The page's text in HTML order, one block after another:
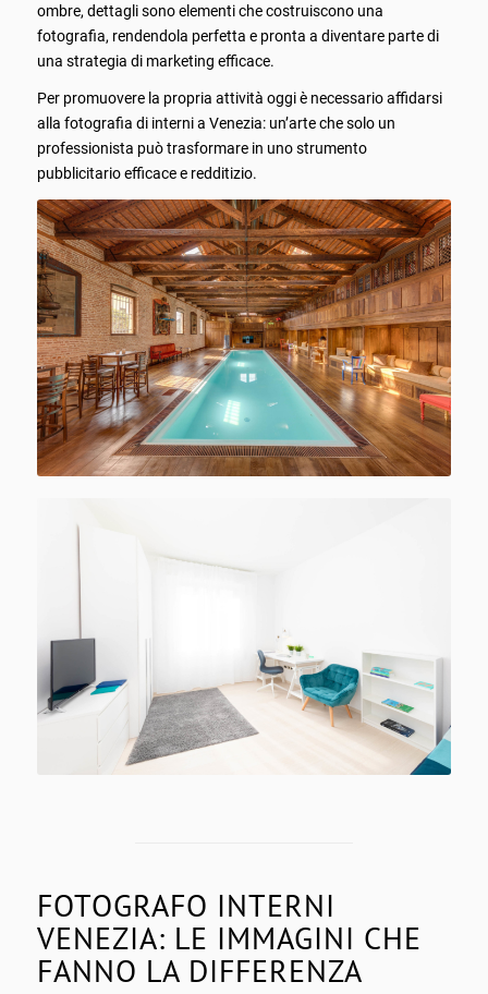
ombre, dettagli sono elementi che costruiscono una
fotografia, rendendola perfetta e pronta a diventare parte di
una strategia di marketing efficace.
Per promuovere la propria attività oggi è necessario affidarsi
alla fotografia di interni a Venezia: un’arte che solo un
professionista può trasformare in uno strumento
pubblicitario efficace e redditizio.
FOTOGRAFO INTERNI
VENEZIA: LE IMMAGINI CHE
FANNO LA DIFFERENZA